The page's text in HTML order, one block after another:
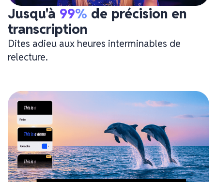
Jusqu'à 99% de précision en
transcription
Dites adieu aux heures interminables de
relecture.